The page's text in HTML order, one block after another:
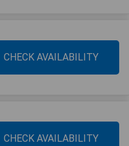
CHECK AVAILABILITY
CHECK AVAILABILITY